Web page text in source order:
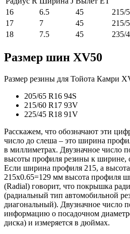
16
6.5 45
215/
17
7 45
215/
18
7.5 45 235/
Размер шин XV50
Размер резины для Тойота Камри
205/65 R16 94S
215/60 R17 93V
225/45 R18 91V
Расскажем, что обозначают эти
число до слеша – это ширина
в миллиметрах. Двузначное число
высоты профиля резины к ширине,
Если ширина профиля 215, а
215х0.65=129 мм высота профиля
(Radial) говорит, что покрышка
(радиальный тип автомобильной
диагональный). Двузначное число
информацию о посадочном
диска) и измеряется в дюймах.